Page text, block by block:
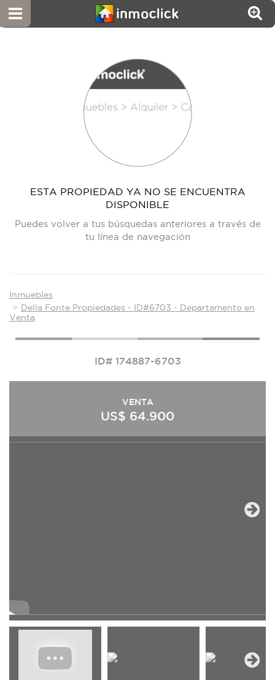
ESTA PROPIEDAD YA NO SE ENCUENTRA
DISPONIBLE
Puedes volver a tus búsquedas anteriores a través de
tu línea de navegación
Inmuebles
Della Fonte Propiedades - ID#6703 - Departamento en
Venta
ID# 174887-6703
VENTA
US$ 64.900